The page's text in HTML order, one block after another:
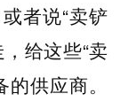
者说“卖铲
给这些“卖
供应商。